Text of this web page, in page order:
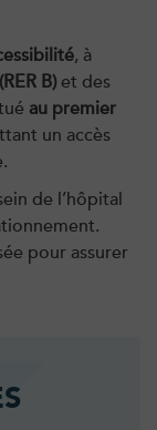
, à
B) et des
au premier
un accès
de l’hôpital
pour assurer